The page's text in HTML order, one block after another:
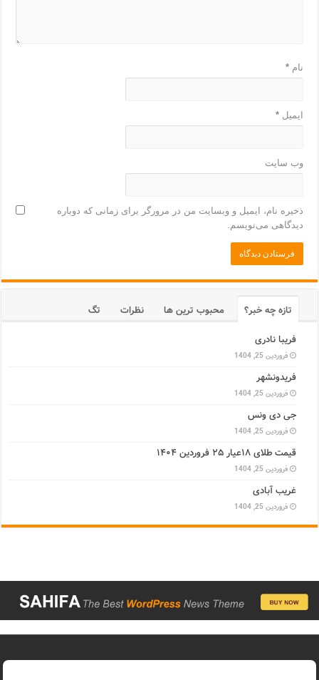
نام*
ایمیل*
وب‌ سایت
ذخیره نام، ایمیل و وبسایت من در مرورگر برای زمانی که دوباره
دیدگاهی می‌نویسم.
تازه چه خبر؟ محبوب ترین ها نظرات
تگ
فریبا نادری
فروردین 25, 1404
فریدونشهر
فروردین 25, 1404
جی دی ونس
فروردین 25, 1404
قیمت طلای ۱۸عیار ۲۵ فروردین ۱۴۰۴
فروردین 25, 1404
غریب آبادی
فروردین 25, 1404